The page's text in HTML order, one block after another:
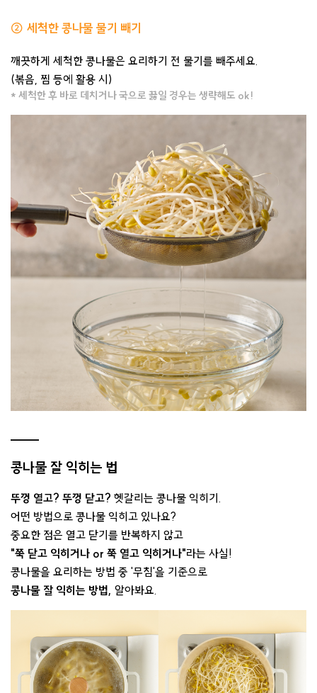
② 세척한 콩나물 물기 빼기
깨끗하게 세척한 콩나물은 요리하기 전 물기를 빼주세요.
(볶음, 찜 등에 활용 시)
* 세척한 후 바로 데치거나 국으로 끓일 경우는 생략해도 ok!
콩나물 잘 익히는 법
뚜껑 열고? 뚜껑 닫고? 헷갈리는 콩나물 익히기.
어떤 방법으로 콩나물 익히고 있나요?
중요한 점은 열고 닫기를 반복하지 않고
"쭉 닫고 익히거나 or 쭉 열고 익히거나"라는 사실!
콩나물을 요리하는 방법 중 '무침'을 기준으로
콩나물 잘 익히는 방법, 알아봐요.